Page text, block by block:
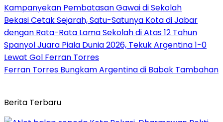
Kampanyekan Pembatasan Gawai di Sekolah
Bekasi Cetak Sejarah, Satu-Satunya Kota di Jabar
dengan Rata-Rata Lama Sekolah di Atas 12 Tahun
Spanyol Juara Piala Dunia 2026, Tekuk Argentina 1-0
Lewat Gol Ferran Torres
Ferran Torres Bungkam Argentina di Babak Tambahan
Berita Terbaru